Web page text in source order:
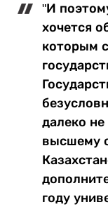
"И
хочется
которым
далеко не
высшему
году